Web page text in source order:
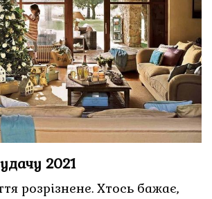
2021
розрізнене. Хтось бажає,